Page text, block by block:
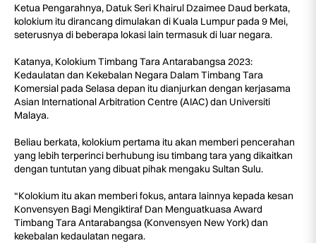
Ketua Pengarahnya, Datuk Seri Khairul Dzaimee Daud berkata,
kolokium itu dirancang dimulakan di Kuala Lumpur pada 9 Mei,
seterusnya di beberapa lokasi lain termasuk di luar negara.
Katanya, Kolokium Timbang Tara Antarabangsa 2023:
Kedaulatan dan Kekebalan Negara Dalam Timbang Tara
Komersial pada Selasa depan itu dianjurkan dengan kerjasama
Asian International Arbitration Centre (AIAC) dan Universiti
Malaya.
Beliau berkata, kolokium pertama itu akan memberi pencerahan
yang lebih terperinci berhubung isu timbang tara yang dikaitkan
dengan tuntutan yang dibuat pihak mengaku Sultan Sulu.
“Kolokium itu akan memberi fokus, antara lainnya kepada kesan
Konvensyen Bagi Mengiktiraf Dan Menguatkuasa Award
Timbang Tara Antarabangsa (Konvensyen New York) dan
kekebalan kedaulatan negara.